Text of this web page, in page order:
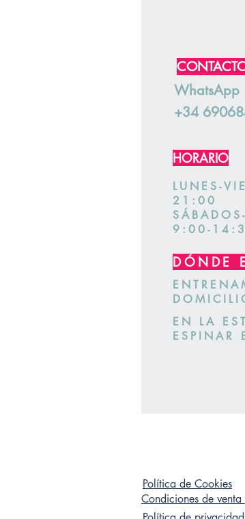
WhatsApp
+34
HORARIO
LUNES-
21:00
9:00-
DÓNDE
EN LA
ESPINAR
Política de Cookies
Condiciones de